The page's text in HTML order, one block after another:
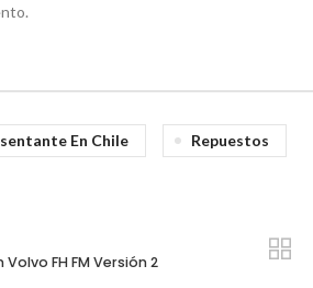
En Chile Repuestos
FH FM Versión 2